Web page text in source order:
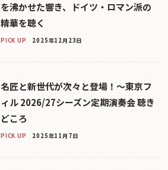
を沸かせた響き、ドイツ・ロマン派の
精華を聴く
PICK UP 2025年12月23日
名匠と新世代が次々と登場！〜東京フ
ィル 2026/27シーズン定期演奏会 聴き
どころ
PICK UP 2025年11月7日